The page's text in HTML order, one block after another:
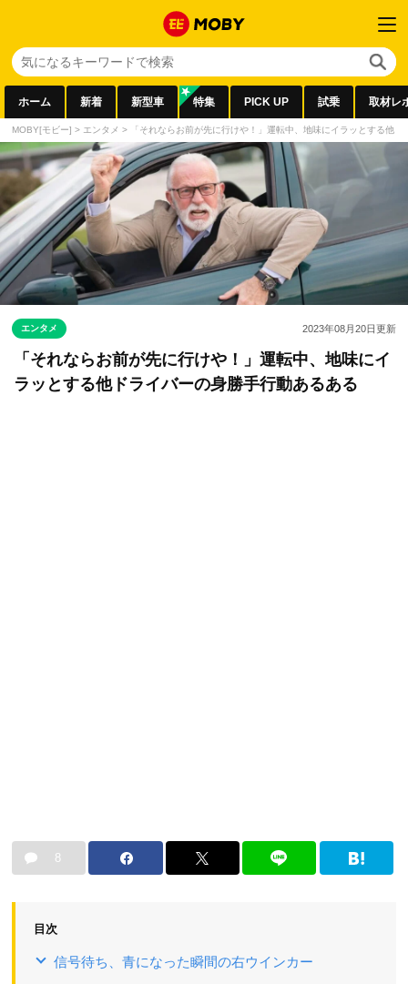
ホーム 新着 新型車 特集 PICK UP 試乗 取材レ
MOBY[モビー] > エンタメ > 「それならお前が先に行けや！」運転中、地味にイラッとする他
エンタメ 2023年08月20日更新
「それならお前が先に行けや！」運転中、地味にイ
ラッとする他ドライバーの身勝手行動あるある
8
目次
信号待ち、青になった瞬間の右ウインカー